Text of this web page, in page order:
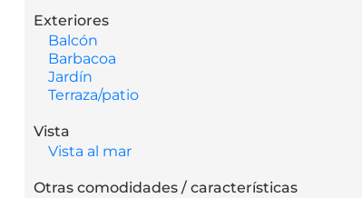
Exteriores
Balcón
Barbacoa
Jardín
Terraza/patio
Vista
Vista al mar
Otras comodidades / características